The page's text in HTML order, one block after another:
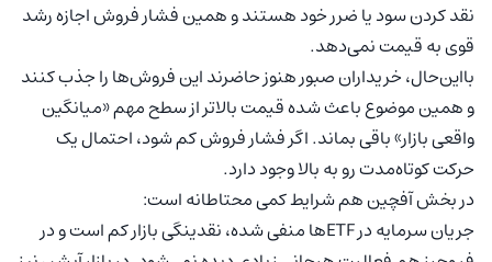
نقد کردن سود یا ضرر خود هستند و همین فشار فروش اجازه رشد
قوی به قیمت نمی‌دهد.
بااین‌حال، خریداران صبور هنوز حاضرند این فروش‌ها را جذب کنند
و همین موضوع باعث شده قیمت بالاتر از سطح مهم «میانگین
واقعی بازار» باقی بماند. اگر فشار فروش کم شود، احتمال یک
حرکت کوتاه‌مدت رو به بالا وجود دارد.
در بخش آفچین هم شرایط کمی محتاطانه است:
جریان سرمایه در ETFها منفی شده، نقدینگی بازار کم است و در